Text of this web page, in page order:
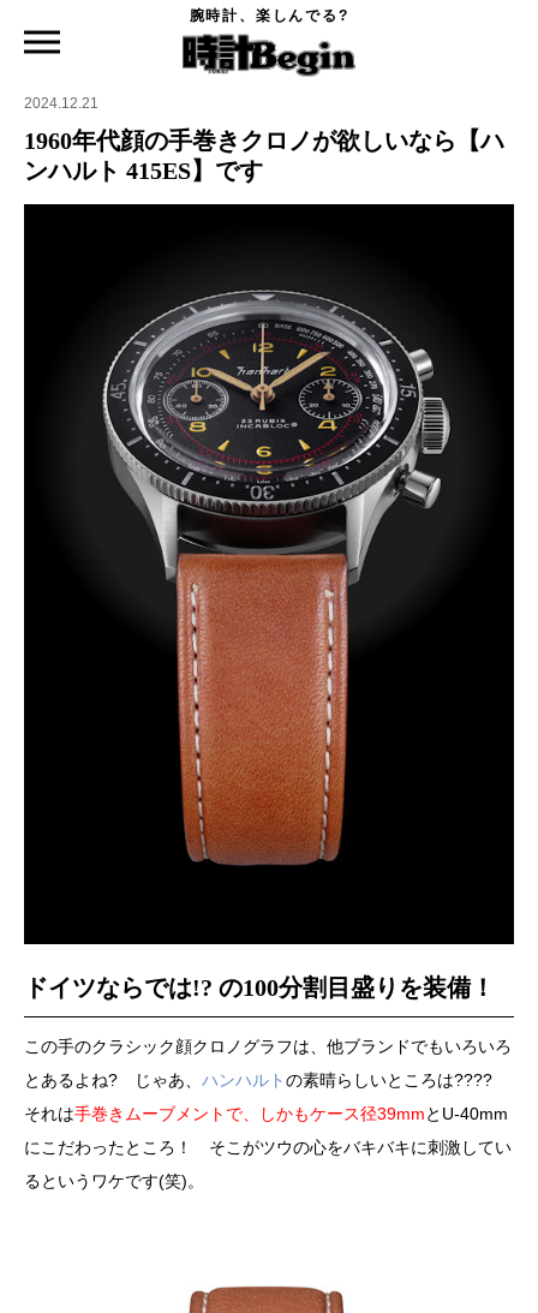
腕時計、楽しんでる?
1960年代顔の手巻きクロノが欲しいなら【ハンハルト 415ES】です
2024.12.21
1960年代顔の手巻きクロノが欲しいなら【ハ
ンハルト 415ES】です
ドイツならでは!? の100分割目盛りを装備！
この手のクラシック顔クロノグラフは、他ブランドでもいろいろ
とあるよね? じゃあ、 ハンハルトの素晴らしいところは????
それは手巻きムーブメントで、しかもケース径39mmとU-40mm
にこだわったところ！ そこがツウの心をバキバキに刺激してい
るというワケです(笑)。